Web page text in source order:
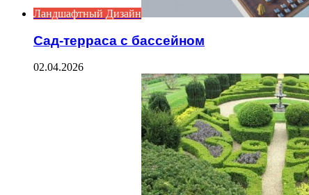
Ландшафтный Дизайн
Сад-терраса с бассейном
02.04.2026